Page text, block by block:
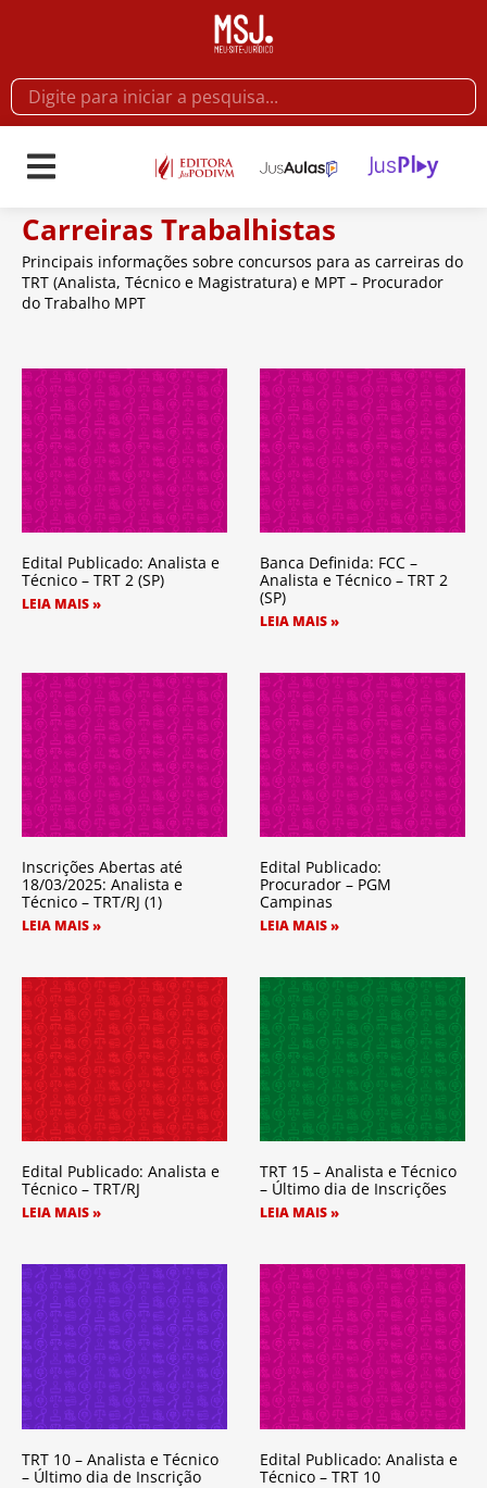
Carreiras Trabalhistas
Principais informações sobre concursos para as carreiras do
TRT (Analista, Técnico e Magistratura) e MPT – Procurador
do Trabalho MPT
Edital Publicado: Analista e
Técnico – TRT 2 (SP)
LEIA MAIS »
Banca Definida: FCC –
Analista e Técnico – TRT 2
(SP)
LEIA MAIS »
Inscrições Abertas até
18/03/2025: Analista e
Técnico – TRT/RJ (1)
LEIA MAIS »
Edital Publicado:
Procurador – PGM
Campinas
LEIA MAIS »
Edital Publicado: Analista e
Técnico – TRT/RJ
LEIA MAIS »
TRT 15 – Analista e Técnico
– Último dia de Inscrições
LEIA MAIS »
TRT 10 – Analista e Técnico
– Último dia de Inscrição
Edital Publicado: Analista e
Técnico – TRT 10